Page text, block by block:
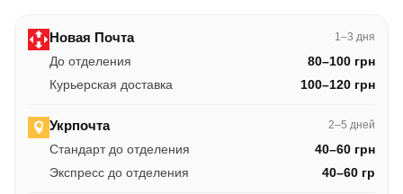
Новая Почта 1–3 дня
До отделения
80–100 грн
Курьерская доставка
100–120 грн
Укрпочта 2–5 дней
Стандарт до отделения
40–60 грн
Экспресс до отделения
40–60 гр